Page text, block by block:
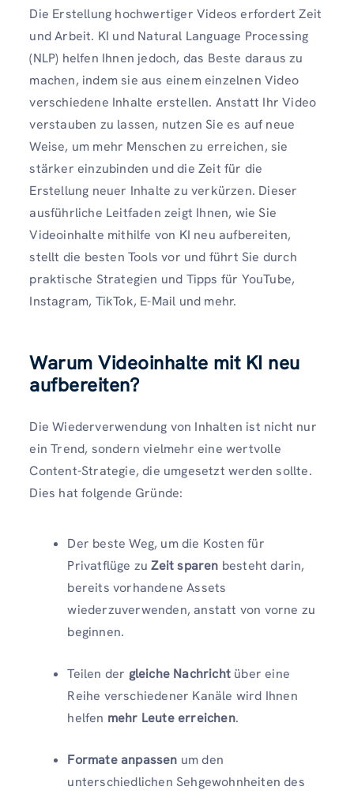
Die Erstellung hochwertiger Videos erfordert Zeit
und Arbeit. KI und Natural Language Processing
(NLP) helfen Ihnen jedoch, das Beste daraus zu
machen, indem sie aus einem einzelnen Video
verschiedene Inhalte erstellen. Anstatt Ihr Video
verstauben zu lassen, nutzen Sie es auf neue
Weise, um mehr Menschen zu erreichen, sie
stärker einzubinden und die Zeit für die
Erstellung neuer Inhalte zu verkürzen. Dieser
ausführliche Leitfaden zeigt Ihnen, wie Sie
Videoinhalte mithilfe von KI neu aufbereiten,
stellt die besten Tools vor und führt Sie durch
praktische Strategien und Tipps für YouTube,
Instagram, TikTok, E-Mail und mehr.
Warum Videoinhalte mit KI neu
aufbereiten?
Die Wiederverwendung von Inhalten ist nicht nur
ein Trend, sondern vielmehr eine wertvolle
Content-Strategie, die umgesetzt werden sollte.
Dies hat folgende Gründe:
Der beste Weg, um die Kosten für
Privatflüge zuZeit sparen besteht darin,
bereits vorhandene Assets
wiederzuverwenden, anstatt von vorne zu
beginnen.
Teilen der gleiche Nachricht über eine
Reihe verschiedener Kanäle wird Ihnen
helfen mehr Leute erreichen.
Formate anpassen um den
unterschiedlichen Sehgewohnheiten des